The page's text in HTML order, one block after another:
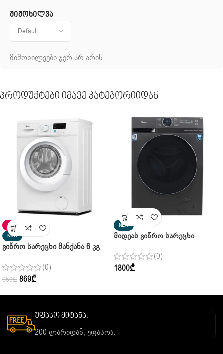
მიმოხილვა
მიმოხილვები ჯერ არ არის.
Პროდუქტები Იმავე Კატეგორიიდან
SALE
NEW
Ვიწრო Სარეცხი Მანქანა 6 Კგ
(0)
950₾ 869₾
NEW
Მიდეას Ვიწრო Სარეცხი
Pure Black 9 Კგ
(0)
1800₾
უფასო მიტანა.
200 ლარიდან, უფასოა.